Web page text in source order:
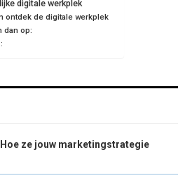
digitale werkplek
ontdek de digitale werkplek
dan op:
ze jouw marketingstrategie